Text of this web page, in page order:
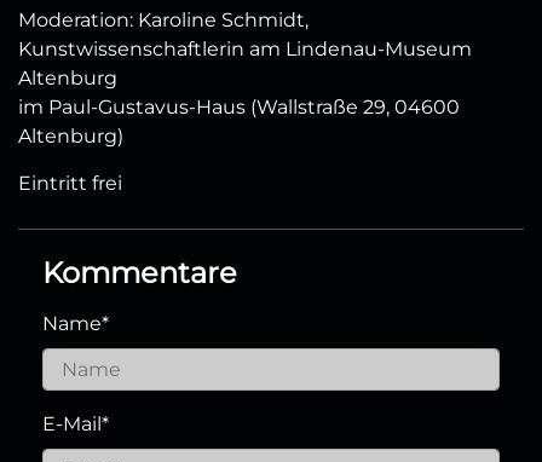
Moderation: Karoline Schmidt,
Kunstwissenschaftlerin am Lindenau-Museum
Altenburg
im Paul-Gustavus-Haus (Wallstraße 29, 04600
Altenburg)
Eintritt frei
Kommentare
Name*
E-Mail*